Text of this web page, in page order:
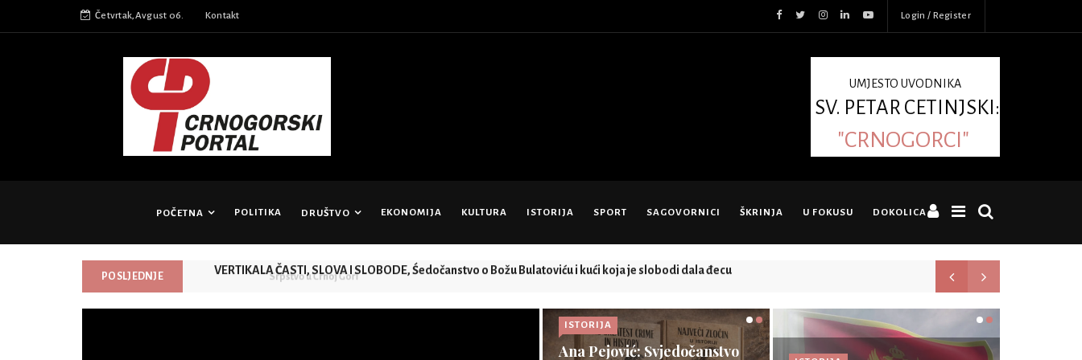
Četvrtak,Avgust 06. Kontakt Login / Register
UMJESTO UVODNIKA
SV. PETAR CETINJSKI:
"CRNOGORCI"
POČETNA POLITIKA DRUŠTVO EKONOMIJA KULTURA ISTORIJA SPORT SAGOVORNICI ŠKRINJA U FOKUSU DOKOLICA
POSLJEDNJE VERTIKALA ČASTI, SLOVA I SLOBODE, Śedočanstvo o Božu Bulatoviću i kući koja je slobodi dala đecu Ko su Crnogorci?
ISTORIJA
Ana Pejović: Svjedočanstvo